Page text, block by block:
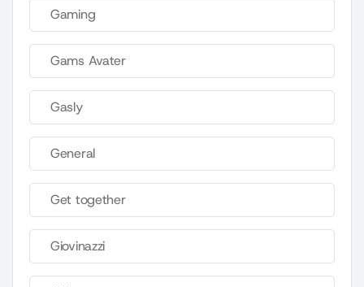
Gaming
Gams Avater
Gasly
General
Get together
Giovinazzi